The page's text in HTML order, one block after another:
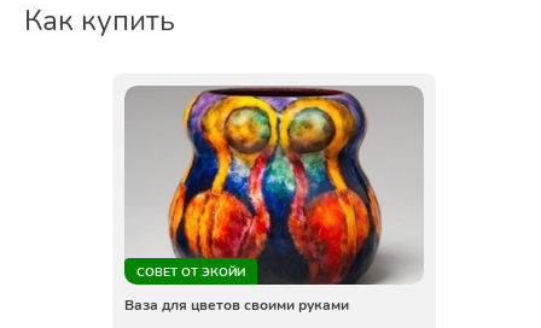
Как купить
СОВЕТ ОТ ЭКОЙИ
Ваза для цветов своими руками